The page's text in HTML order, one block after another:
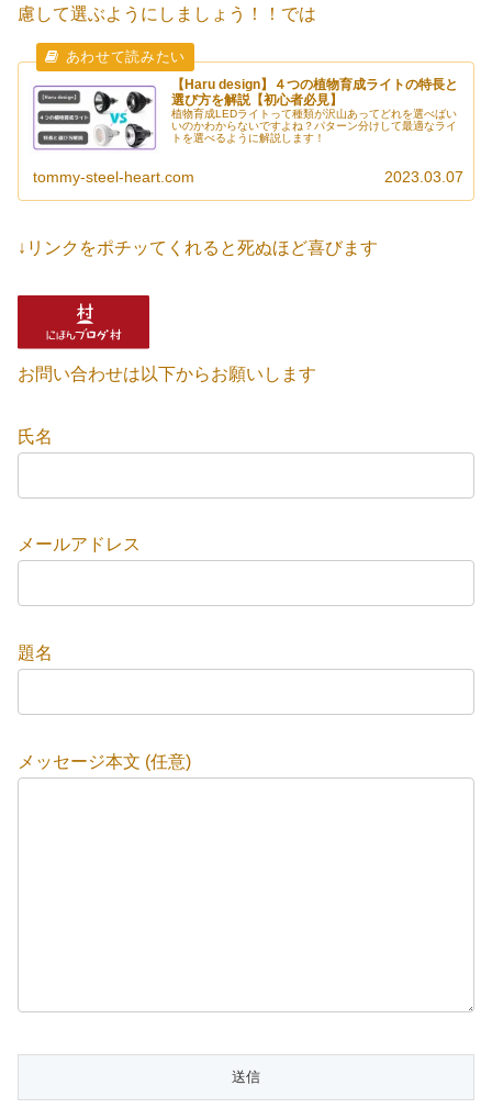
慮して選ぶようにしましょう！！では
【Haru design】４つの植物育成ライトの特長と
選び方を解説【初心者必見】
植物育成LEDライトって種類が沢山あってどれを選べばい
いのかわからないですよね？パターン分けして最適なライ
トを選べるように解説します！
tommy-steel-heart.com 2023.03.07
↓リンクをポチッてくれると死ぬほど喜びます
お問い合わせは以下からお願いします
氏名
メールアドレス
題名
メッセージ本文 (任意)